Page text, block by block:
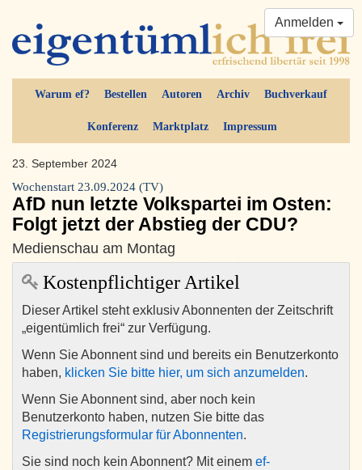
Warum ef? Bestellen Autoren Archiv Buchverkauf
Konferenz Marktplatz Impressum
Anmelden
23. September 2024
Wochenstart 23.09.2024 (TV)
AfD nun letzte Volkspartei im Osten:
Folgt jetzt der Abstieg der CDU?
Medienschau am Montag
Kostenpflichtiger Artikel
Dieser Artikel steht exklusiv Abonnenten der Zeitschrift
„eigentümlich frei“ zur Verfügung.
Wenn Sie Abonnent sind und bereits ein Benutzerkonto
haben, klicken Sie bitte hier, um sich anzumelden.
Wenn Sie Abonnent sind, aber noch kein
Benutzerkonto haben, nutzen Sie bitte das
Registrierungsformular für Abonnenten.
Sie sind noch kein Abonnent? Mit einem ef-